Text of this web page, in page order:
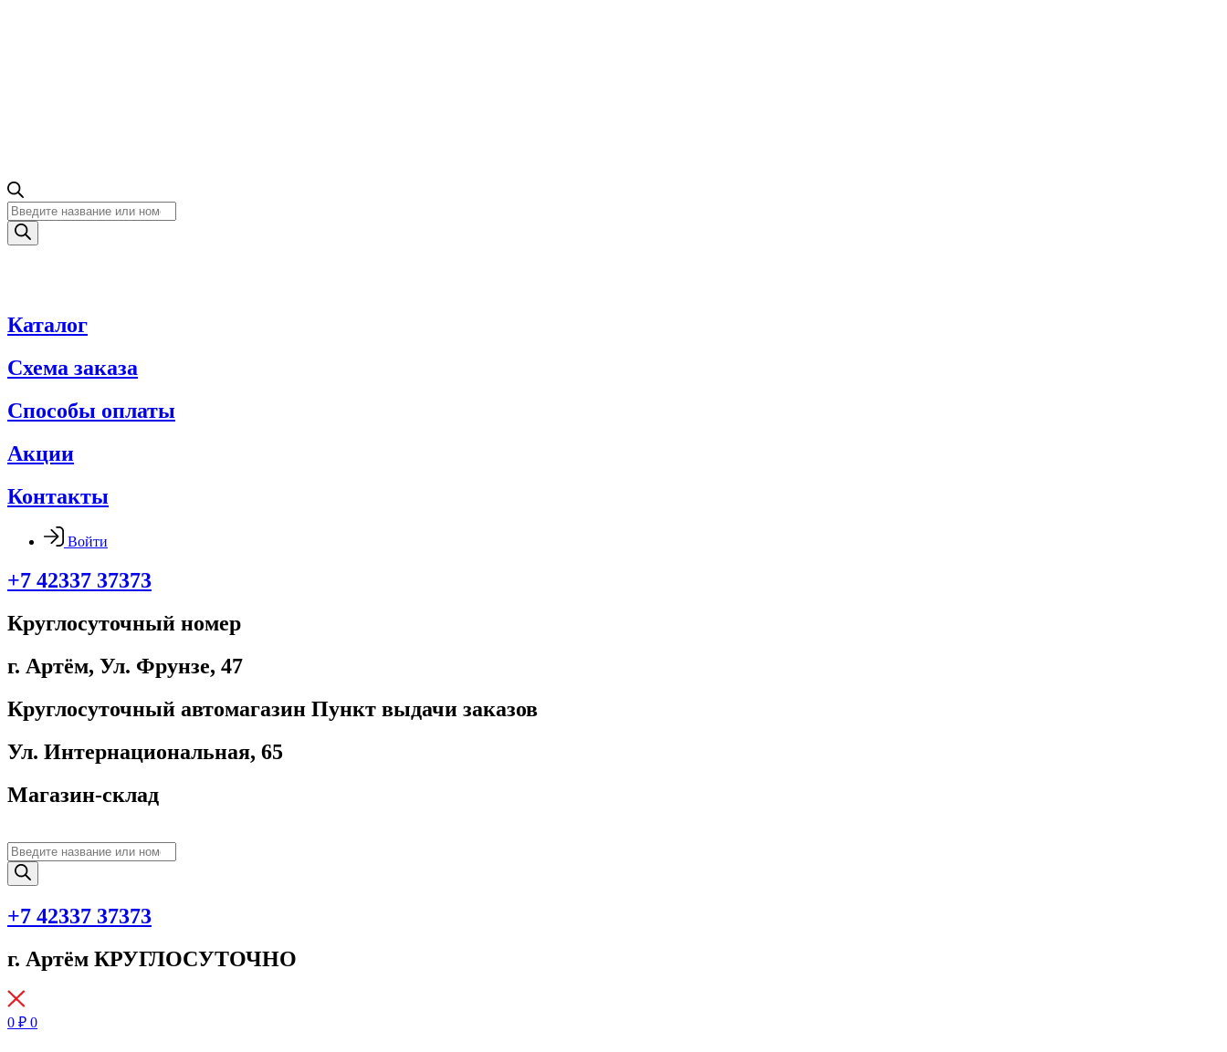
Поиск
товаров
Каталог
Схема заказа
Способы оплаты
Акции
Контакты
Войти
+7 42337 37373
Круглосуточный номер
г. Артём, ​Ул. Фрунзе, 47
Круглосуточный автомагазин Пункт выдачи заказов
Ул. Интернациональная, 65
Магазин-склад
Поиск
товаров
+7 42337 37373
г. Артём КРУГЛОСУТОЧНО
0 ₽ 0